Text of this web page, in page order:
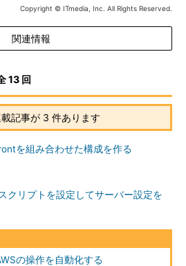
方
ap-northeast-1」などの各サービス
ます。サービス名には「ec2」「rds」
describe-instances run-instances」
（ap-northeast-1）に存在するイン
コマンドを紹介します。
-1 ec2 describe-instances
Copyright © ITmedia, Inc. All Rights Reserved.
関連情報
13 回
記事が 3 件あります
を組み合わせた構成を作る
クリプトを設定してサーバー設定を
の操作を自動化する